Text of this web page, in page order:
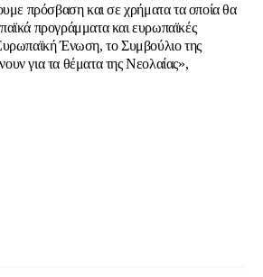
πρόσβαση και σε χρήματα τα οποία θα
προγράμματα και ευρωπαϊκές
Ένωση, το Συμβούλιο της
για τα θέματα της Νεολαίας»,